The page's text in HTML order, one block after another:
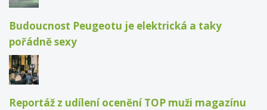
Budoucnost Peugeotu je elektrická a taky
pořádně sexy
Reportáž z udílení ocenění TOP muži magazínu